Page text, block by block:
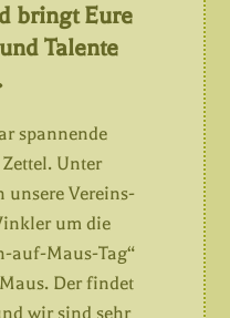
bringt Eure
Talente
spannende
Unter
unsere Vereins-
um die
auf-Maus-Tag“
Der findet
wir sind sehr